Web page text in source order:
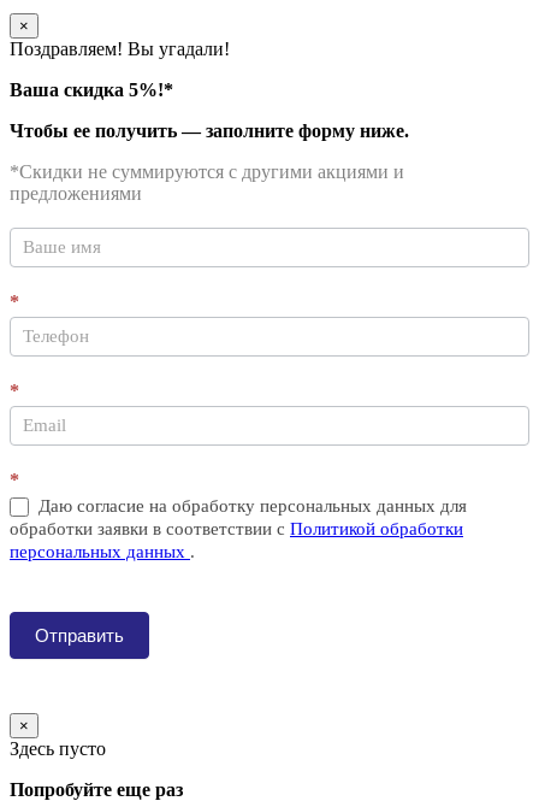
×
Поздравляем! Вы угадали!
Ваша скидка 5%!*
Чтобы ее получить — заполните форму ниже.
*Скидки не суммируются с другими акциями и
предложениями
Контакты
LIGHT
*
*
*
Даю согласие на обработку персональных данных для
обработки заявки в соответствии с Политикой обработки
персональных данных .
Отправить
Если
вы
оставьте
это
поле
×
Здесь пусто
Попробуйте еще раз